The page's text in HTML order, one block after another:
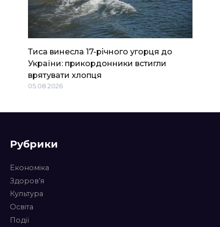
Тиса винесла 17-річного угорця до
України: прикордонники встигли
врятувати хлопця
05.08.2026
Рубрики
Економіка
Здоров’я
Культура
Освіта
Події